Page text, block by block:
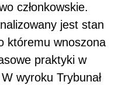
członkowskie.
jest stan
któremu wnoszona
praktyki w
wyroku Trybunał